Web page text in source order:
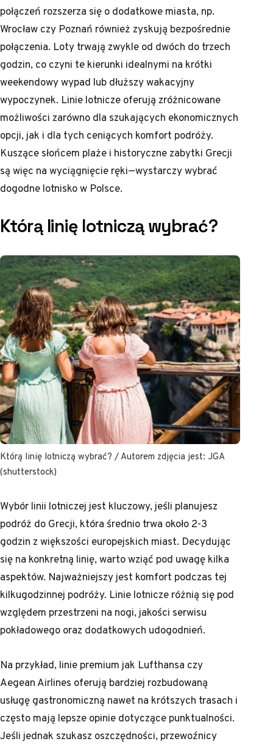
połączeń rozszerza się o dodatkowe miasta, np.
Wrocław czy Poznań również zyskują bezpośrednie
połączenia. Loty trwają zwykle od dwóch do trzech
godzin, co czyni te kierunki idealnymi na krótki
weekendowy wypad lub dłuższy wakacyjny
wypoczynek. Linie lotnicze oferują zróżnicowane
możliwości zarówno dla szukających ekonomicznych
opcji, jak i dla tych ceniących komfort podróży.
Kuszące słońcem plaże i historyczne zabytki Grecji
są więc na wyciągnięcie ręki—wystarczy wybrać
dogodne lotnisko w Polsce.
Którą linię lotniczą wybrać?
Którą linię lotniczą wybrać? / Autorem zdjęcia jest: JGA
(shutterstock)
Wybór linii lotniczej jest kluczowy, jeśli planujesz
podróż do Grecji, która średnio trwa około 2-3
godzin z większości europejskich miast. Decydując
się na konkretną linię, warto wziąć pod uwagę kilka
aspektów. Najważniejszy jest komfort podczas tej
kilkugodzinnej podróży. Linie lotnicze różnią się pod
względem przestrzeni na nogi, jakości serwisu
pokładowego oraz dodatkowych udogodnień.
Na przykład, linie premium jak Lufthansa czy
Aegean Airlines oferują bardziej rozbudowaną
usługę gastronomiczną nawet na krótszych trasach i
często mają lepsze opinie dotyczące punktualności.
Jeśli jednak szukasz oszczędności, przewoźnicy